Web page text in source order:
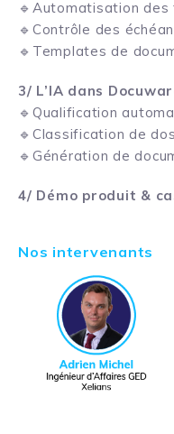
🔹Automatisation
🔹Contrôle des
🔹Templates de
3/ L’IA dans
🔹Qualification
🔹Classification de
🔹Génération de
4/ Démo produit &
Nos intervenants